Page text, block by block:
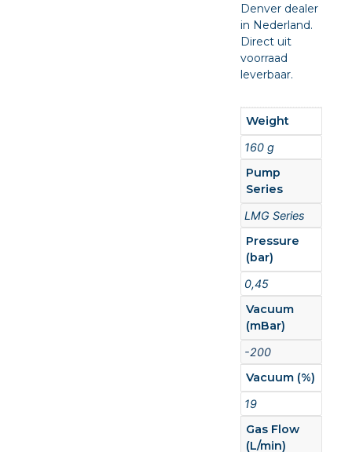
Denver dealer
in Nederland.
Direct uit
voorraad
leverbaar.
Weight
160 g
Pump
Series
LMG Series
Pressure
(bar)
0,45
Vacuum
(mBar)
-200
Vacuum (%)
19
Gas Flow
(L/min)